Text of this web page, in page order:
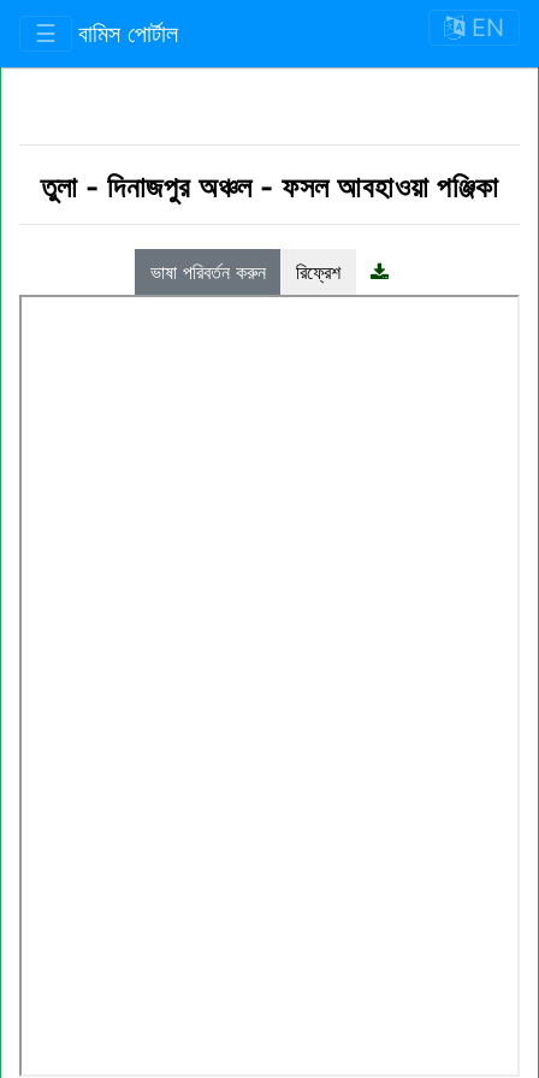
☰ বামিস পোর্টাল EN
তুলা - দিনাজপুর অঞ্চল- ফসল আবহাওয়া পঞ্জিকা
ভাষা পরিবর্তন করুন রিফ্রেশ